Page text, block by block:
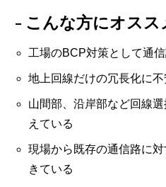
こんな方にオスス
工場のBCP対策として通
地上回線だけの冗長化に不
山間部、沿岸部など回線
えている
現場から既存の通信路に
きている